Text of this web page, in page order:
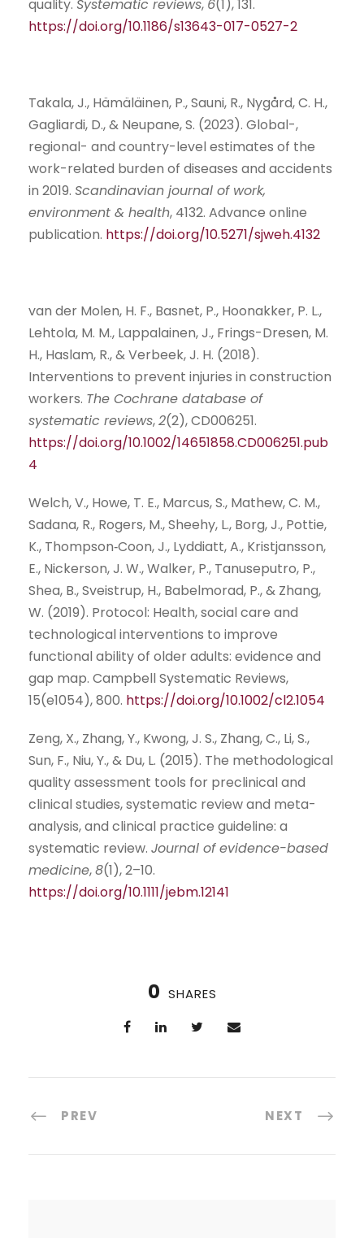
quality. Systematic reviews, 6(1), 131.
https://doi.org/10.1186/s13643-017-0527-2
Takala, J., Hämäläinen, P., Sauni, R., Nygård, C. H.,
Gagliardi, D., & Neupane, S. (2023). Global-,
regional- and country-level estimates of the
work-related burden of diseases and accidents
in 2019. Scandinavian journal of work,
environment & health, 4132. Advance online
publication. https://doi.org/10.5271/sjweh.4132
van der Molen, H. F., Basnet, P., Hoonakker, P. L.,
Lehtola, M. M., Lappalainen, J., Frings-Dresen, M.
H., Haslam, R., & Verbeek, J. H. (2018).
Interventions to prevent injuries in construction
workers. The Cochrane database of
systematic reviews,2(2), CD006251.
https://doi.org/10.1002/14651858.CD006251.pub
4
Welch, V., Howe, T. E., Marcus, S., Mathew, C. M.,
Sadana, R., Rogers, M., Sheehy, L., Borg, J., Pottie,
K., Thompson‐Coon, J., Lyddiatt, A., Kristjansson,
E., Nickerson, J. W., Walker, P., Tanuseputro, P.,
Shea, B., Sveistrup, H., Babelmorad, P., & Zhang,
W. (2019). Protocol: Health, social care and
technological interventions to improve
functional ability of older adults: evidence and
gap map. Campbell Systematic Reviews,
15(e1054), 800. https://doi.org/10.1002/cl2.1054
Zeng, X., Zhang, Y., Kwong, J. S., Zhang, C., Li, S.,
Sun, F., Niu, Y., & Du, L. (2015). The methodological
quality assessment tools for preclinical and
clinical studies, systematic review and meta-
analysis, and clinical practice guideline: a
systematic review. Journal of evidence-based
medicine,8(1), 2–10.
https://doi.org/10.1111/jebm.12141
0 SHARES
PREV NEXT